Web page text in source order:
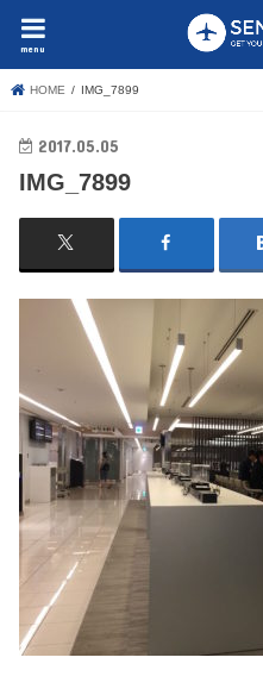
menu
HOME IMG_7899
2017.05.05
IMG_7899